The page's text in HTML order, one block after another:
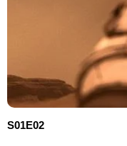
S01E02